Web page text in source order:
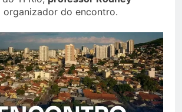
organizador do encontro.